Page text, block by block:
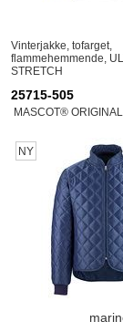
Vinterjakke, tofarget,
flammehemmende,
STRETCH
25715-505
MASCOT®
NY